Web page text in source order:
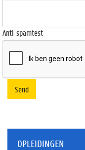
Anti-spamtest
Send
OPLEIDINGEN